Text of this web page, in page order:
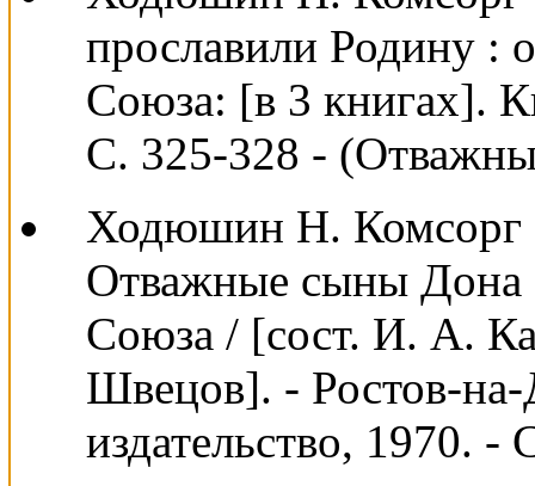
прославили Родину :
Союза: [в 3 книгах].
С. 325-328 -
Ходюшин Н. Комсорг
Отважные сыны Дона
Союза / [сост. И. А.
Швецов]. - Ростов-
издательство, 1970. -